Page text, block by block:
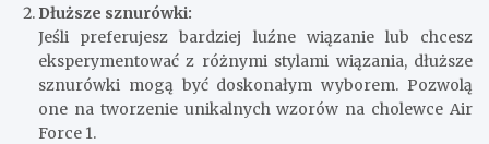
Dłuższe sznurówki:
Jeśli preferujesz bardziej luźne wiązanie lub chcesz
eksperymentować z różnymi stylami wiązania, dłuższe
sznurówki mogą być doskonałym wyborem. Pozwolą
one na tworzenie unikalnych wzorów na cholewce Air
Force 1.